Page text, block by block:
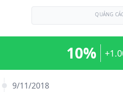
QUẢNG
9/11/2018
10%